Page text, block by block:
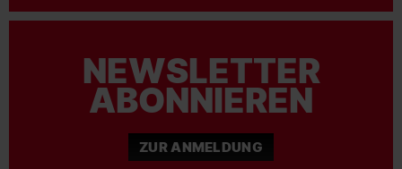
NEWSLETTER
ABONNIEREN
ZUR ANMELDUNG